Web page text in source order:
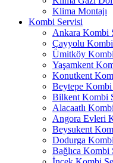
Klima Montajı
Kombi Servisi
Ankara Kombi
Çayyolu
Ümitköy
Yaşamkent
Konutkent
Beytepe
Bilkent Kombi
Alacaatlı
Angora Evleri
Beysukent
Dodurga
Bağlıca Kombi